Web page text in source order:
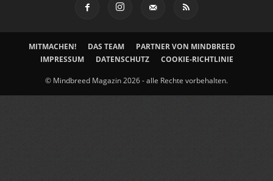
MITMACHEN! DAS TEAM
PARTNER VON MINDBREED
IMPRESSUM
DATENSCHUTZ COOKIE-RICHTLINIE
© Mindbreed Magazin 2026 - alle Rechte vorbehalten.